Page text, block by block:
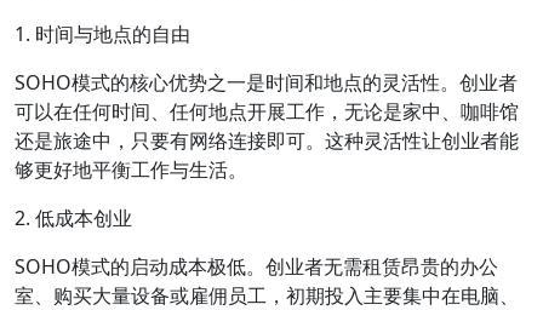
1. 时间与地点的自由
SOHO模式的核心优势之一是时间和地点的灵活性。创业者
可以在任何时间、任何地点开展工作，无论是家中、咖啡馆
还是旅途中，只要有网络连接即可。这种灵活性让创业者能
够更好地平衡工作与生活。
2. 低成本创业
SOHO模式的启动成本极低。创业者无需租赁昂贵的办公
室、购买大量设备或雇佣员工，初期投入主要集中在电脑、